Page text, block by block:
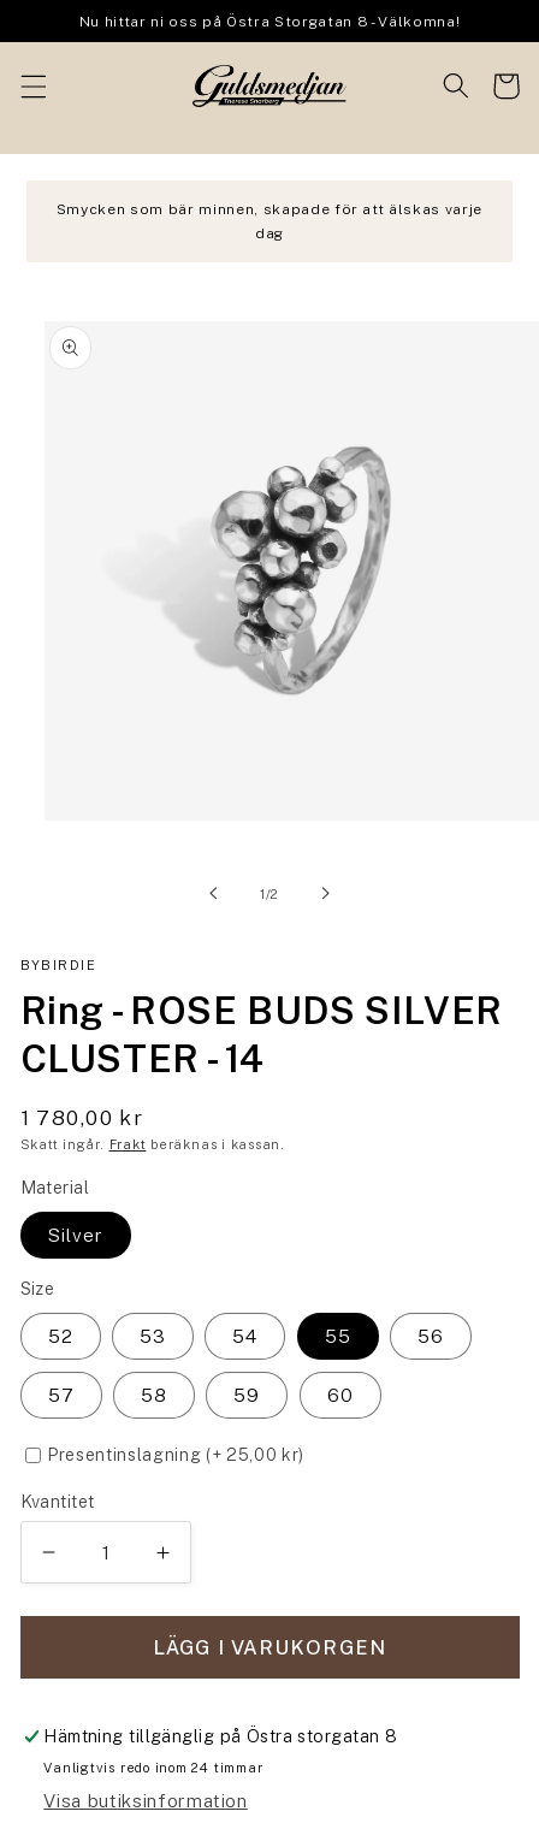
Nu hittar ni oss på Östra Storgatan 8 - Välkomna!
vidare
till
Smycken som bär minnen, skapade för att älskas varje
dag
vidare till
1/av
2
BYBIRDIE
Ring - ROSE BUDS SILVER
CLUSTER - 14
1 780,00 kr
Skatt ingår. Frakt beräknas i kassan.
Material
Silver
Size
52 53 54 55 56
57 58 59 60
Presentinslagning (+ 25,00 kr)
Kvantitet
Minska
kvantitet
för
-
BUDS
SILVER
-
Öka
kvantitet
för
Ring
-
BUDS
SILVER
-
LÄGG I VARUKORGEN
Hämtning tillgänglig på Östra storgatan 8
Vanligtvis redo inom 24 timmar
Visa butiksinformation